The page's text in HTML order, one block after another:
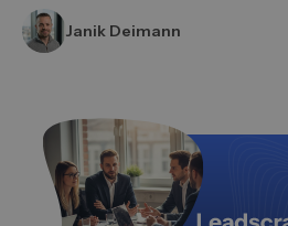
Janik Deimann